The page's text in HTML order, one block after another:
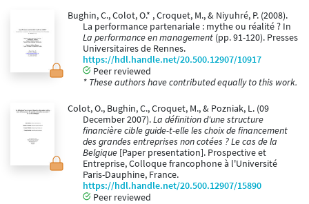
Bughin, C., Colot, O.* , Croquet, M., & Niyuhré, P. (2008).
La performance partenariale : mythe ou réalité ? In
La performance en management (pp. 91-120). Presses
Universitaires de Rennes.
https://hdl.handle.net/20.500.12907/10917
Peer reviewed
* These authors have contributed equally to this work.
Colot, O., Bughin, C., Croquet, M., & Pozniak, L. (09
December 2007).La définition d'une structure
financière cible guide-t-elle les choix de financement
des grandes entreprises non cotées ? Le cas de la
Belgique [Paper presentation]. Prospective et
Entreprise, Colloque francophone à l'Université
Paris-Dauphine, France.
https://hdl.handle.net/20.500.12907/15890
Peer reviewed